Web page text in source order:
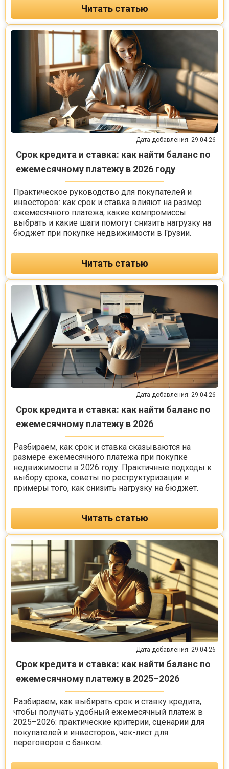
Читать статью
Дата добавления: 29.04.26
Срок кредита и ставка: как найти баланс по
ежемесячному платежу в 2026 году
Практическое руководство для покупателей и
инвесторов: как срок и ставка влияют на размер
ежемесячного платежа, какие компромиссы
выбрать и какие шаги помогут снизить нагрузку на
бюджет при покупке недвижимости в Грузии.
Читать статью
Дата добавления: 29.04.26
Срок кредита и ставка: как найти баланс по
ежемесячному платежу в 2026
Разбираем, как срок и ставка сказываются на
размере ежемесячного платежа при покупке
недвижимости в 2026 году. Практичные подходы к
выбору срока, советы по реструктуризации и
примеры того, как снизить нагрузку на бюджет.
Читать статью
Дата добавления: 29.04.26
Срок кредита и ставка: как найти баланс по
ежемесячному платежу в 2025–2026
Разбираем, как выбирать срок и ставку кредита,
чтобы получать удобный ежемесячный платёж в
2025–2026: практические критерии, сценарии для
покупателей и инвесторов, чек-лист для
переговоров с банком.